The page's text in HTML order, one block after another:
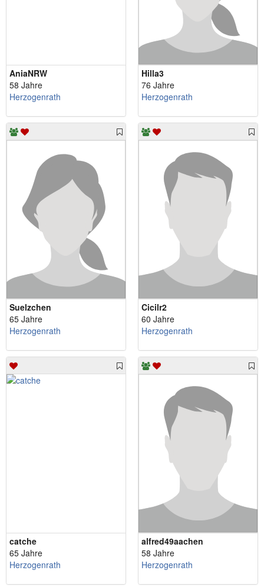
AniaNRW
58 Jahre
Herzogenrath
Hilla3
76 Jahre
Herzogenrath
Suelzchen
65 Jahre
Herzogenrath
Cicilr2
60 Jahre
Herzogenrath
catche
65 Jahre
Herzogenrath
alfred49aachen
58 Jahre
Herzogenrath